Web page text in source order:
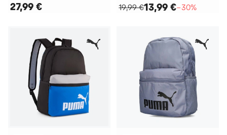
27,99 €
19,99 €13,99 €−30%